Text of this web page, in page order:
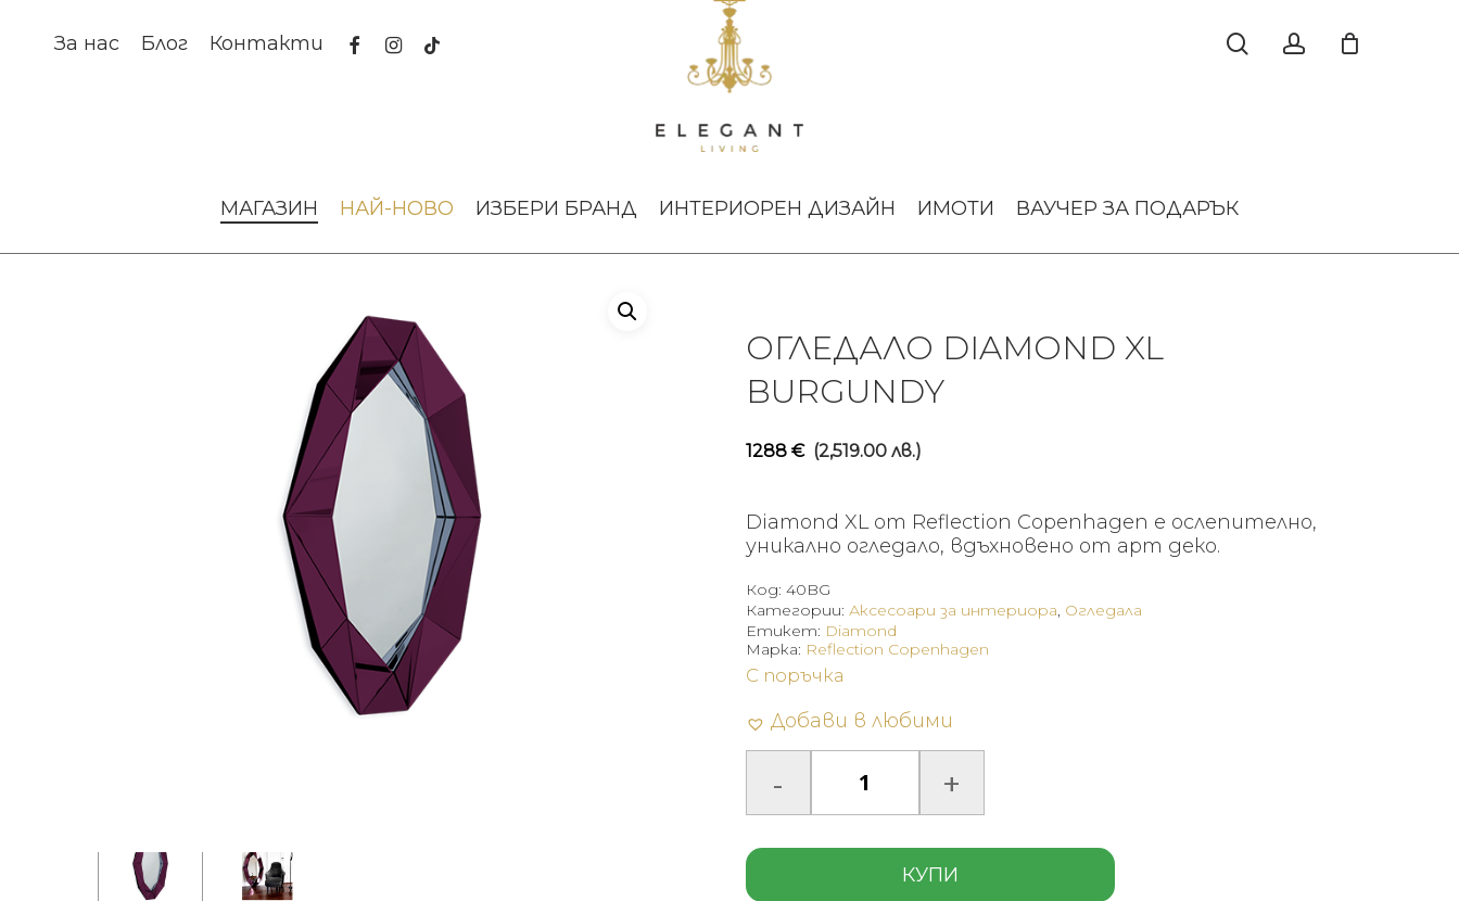
За нас Блог Контакти facebookinstagram
tiktok
МАГАЗИН НАЙ-НОВО ИЗБЕРИ БРАНД ИНТЕРИОРЕН ДИЗАЙН ИМОТИ ВАУЧЕР ЗА ПОДАРЪК
ОГЛЕДАЛО DIAMOND XL
BURGUNDY
1288 € (2,519.00 лв.)
Diamond XL от Reflection Copenhagen е ослепително,
уникално огледало, вдъхновено от арт деко.
Код: 40BG
Категории: Аксесоари за интериора, Огледала
Етикет: Diamond
С поръчка
Добави в любими
КУПИ
Марка: Reflection Copenhagen